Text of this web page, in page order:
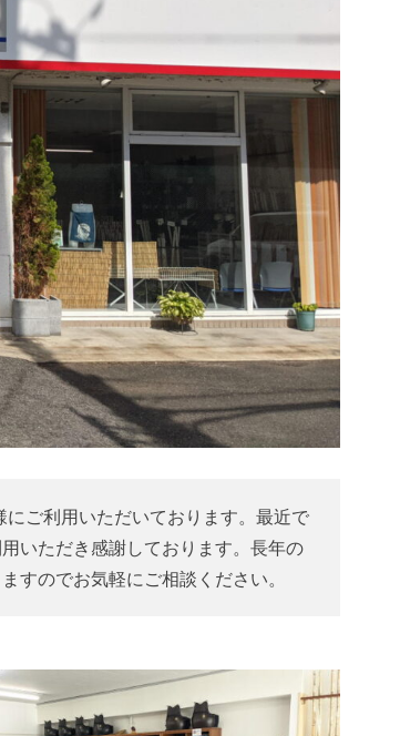
ご利用いただいております。最近で
いただき感謝しております。長年の
すのでお気軽にご相談ください。